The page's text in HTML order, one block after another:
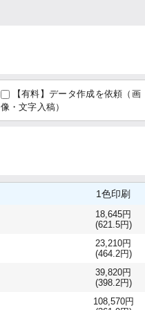
【有料】データ作成を依頼（画
像・文字入稿）
1色印刷
18,645円
(621.5円)
23,210円
(464.2円)
39,820円
(398.2円)
108,570円